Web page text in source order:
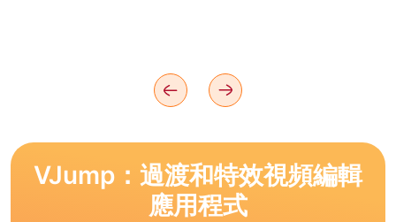
VJump：過渡和特效視頻編輯
應用程式